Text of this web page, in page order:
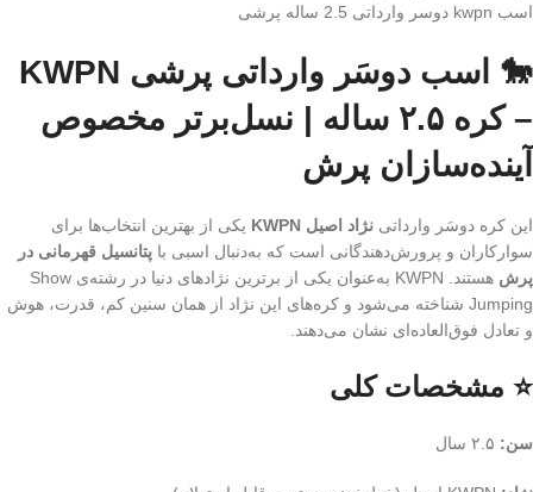
اسب kwpn دوسر وارداتی 2.5 ساله پرشی
🐎 اسب دوسَر وارداتی پرشی KWPN
– کره ۲.۵ ساله | نسل‌برتر مخصوص
آینده‌سازان پرش
این کره دوسَر وارداتی نژاد اصیل KWPN
یکی از بهترین انتخاب‌ها برای
سوارکاران و پرورش‌دهندگانی است که به‌دنبال اسبی با پتانسیل قهرمانی در
پرش
هستند. KWPN به‌عنوان یکی از برترین نژادهای دنیا در رشته‌ی Show
Jumping شناخته می‌شود و کره‌های این نژاد از همان سنین کم، قدرت، هوش
و تعادل فوق‌العاده‌ای نشان می‌دهند.
⭐ مشخصات کلی
سن: